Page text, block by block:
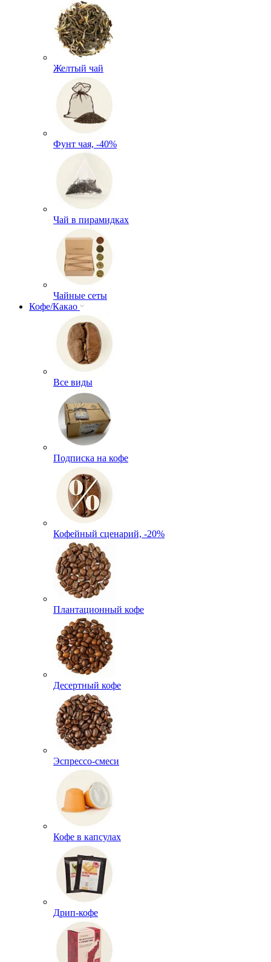
Желтый чай
Фунт чая, -40%
Чай в пирамидках
Чайные сеты
Кофе/Какао
Все виды
Подписка на кофе
Кофейный сценарий, -20%
Плантационный кофе
Десертный кофе
Эспрессо-смеси
Кофе в капсулах
Дрип-кофе